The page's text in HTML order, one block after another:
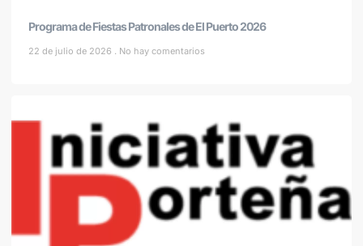
Programa de Fiestas Patronales de El Puerto 2026
22 de julio de 2026 No hay comentarios